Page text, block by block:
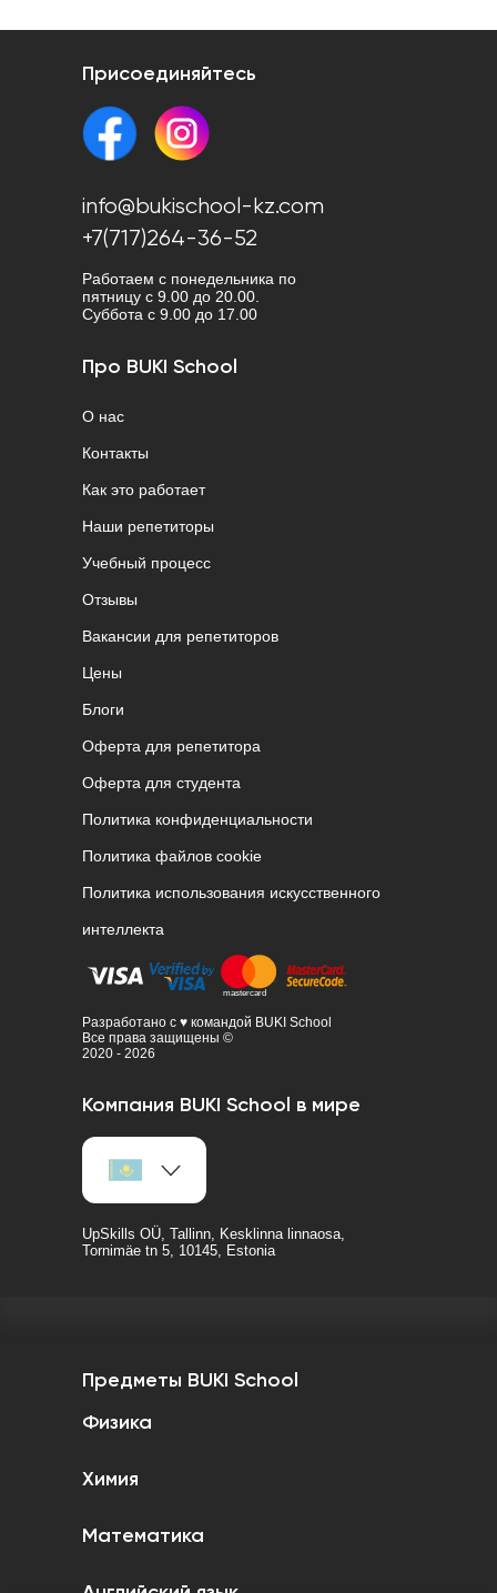
Присоединяйтесь
info@bukischool-kz.com
+7(717)264-36-52
Работаем с понедельника по
пятницу с 9.00 до 20.00.
Cуббота с 9.00 до 17.00
Про BUKI School
О нас
Контакты
Как это работает
Наши репетиторы
Учебный процесс
Отзывы
Вакансии для репетиторов
Цены
Блоги
Оферта для репетитора
Оферта для студента
Политика конфиденциальности
Политика файлов cookie
Политика использования искусственного
интеллекта
Разработано с ♥ командой BUKI School
Все права защищены ©
2020 - 2026
Компания BUKI School в мире
UpSkills OÜ, Tallinn, Kesklinna linnaosa,
Tornimäe tn 5, 10145, Estonia
Предметы BUKI School
Физика
Химия
Математика